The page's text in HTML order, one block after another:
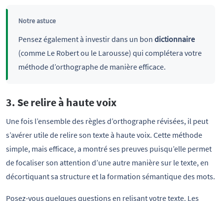
Notre astuce
Pensez également à investir dans un bon dictionnaire
(comme Le Robert ou le Larousse) qui complétera votre
méthode d’orthographe de manière efficace.
3. Se relire à haute voix
Une fois l’ensemble des règles d’orthographe révisées, il peut
s’avérer utile de relire son texte à haute voix. Cette méthode
simple, mais efficace, a montré ses preuves puisqu’elle permet
de focaliser son attention d’une autre manière sur le texte, en
décortiquant sa structure et la formation sémantique des mots.
Posez-vous quelques questions en relisant votre texte. Les